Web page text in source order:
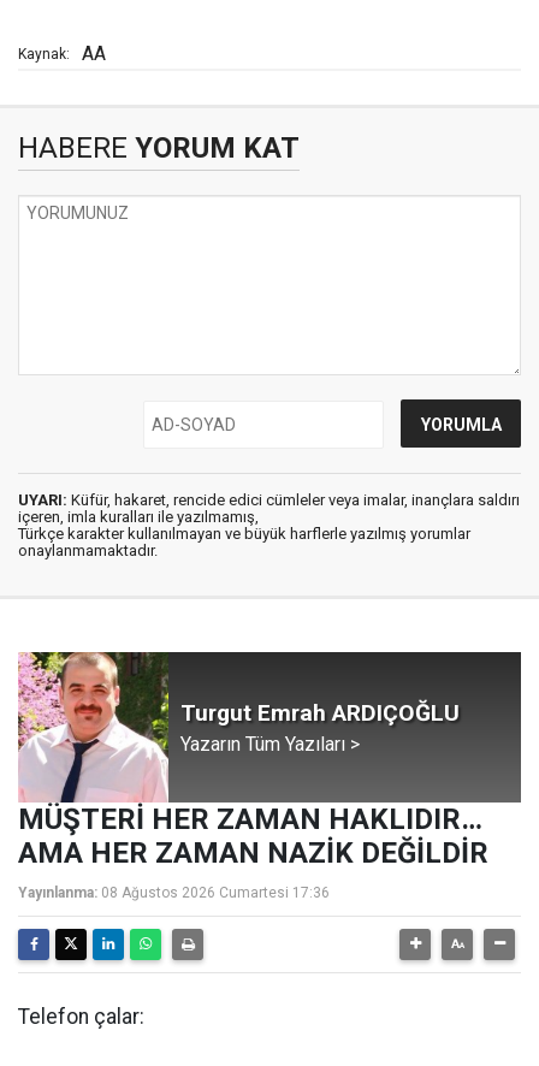
Kaynak: AA
HABERE YORUM KAT
UYARI: Küfür, hakaret, rencide edici cümleler veya imalar, inançlara saldırı
içeren, imla kuralları ile yazılmamış,
Türkçe karakter kullanılmayan ve büyük harflerle yazılmış yorumlar
onaylanmamaktadır.
Turgut Emrah ARDIÇOĞLU
Yazarın Tüm Yazıları >
MÜŞTERİ HER ZAMAN HAKLIDIR…
AMA HER ZAMAN NAZİK DEĞİLDİR
Yayınlanma: 08 Ağustos 2026 Cumartesi 17:36
Telefon çalar: